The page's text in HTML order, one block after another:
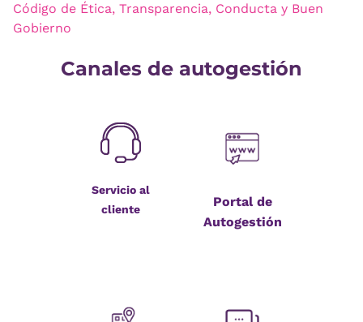
Código de Ética, Transparencia, Conducta y Buen
Gobierno
Canales de autogestión
Servicio al
cliente
Portal de
Autogestión